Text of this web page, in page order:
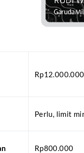
Rp12.000.000
Perlu, limit
Rp800.000